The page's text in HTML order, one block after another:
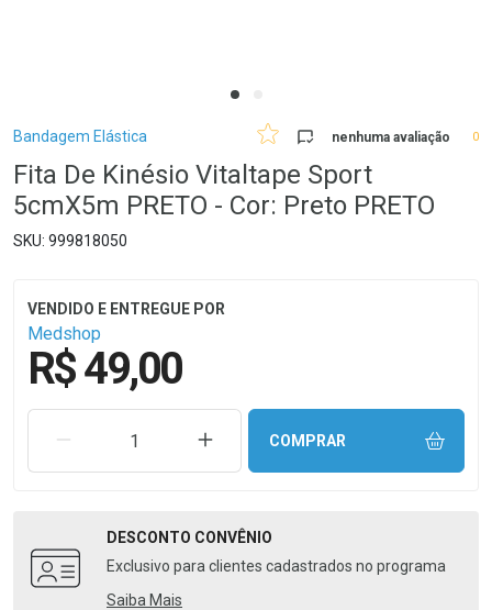
Breadcrumb
Bandagem Elástica nenhuma avaliação 0
Fita De Kinésio Vitaltape Sport
5cmX5m PRETO - Cor: Preto PRETO
999818050
Medshop
R$ 49,00
REMOVER UMA UNIDADEAUMENTAR UMA UNIDADE
COMPRAR
DESCONTO CONVÊNIO
Exclusivo para clientes cadastrados no programa
Saiba Mais